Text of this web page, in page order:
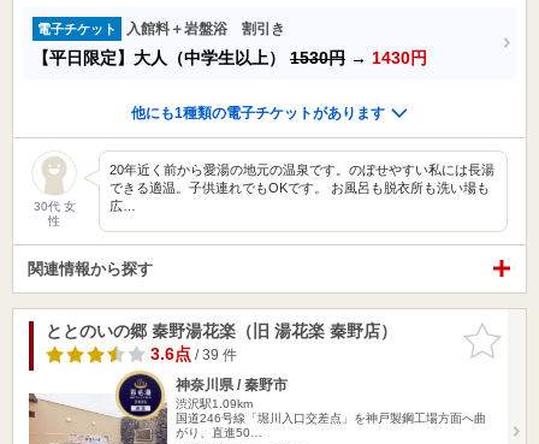
電子チケット 入館料＋岩盤浴 割引き
【平日限定】大人（中学生以上） 1530円 → 1430円
他にも1種類の電子チケットがあります
30代 女
性
20年近く前から愛湯の地元の温泉です。のぼせやすい私には長湯
できる適温。子供連れでもOKです。 お風呂も脱衣所も洗い場も
広…
関連情報から探す
お気に入
りに追加
ととのいの郷 秦野湯花楽（旧 湯花楽 秦野店）
3.6点/ 39 件
神奈川県 / 秦野市
渋沢駅1.09km
国道246号線「堀川入口交差点」を神戸製鋼工場方面へ曲
がり、直進50…